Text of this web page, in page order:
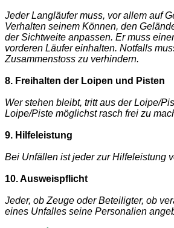
Jeder Langläufer muss, vor allem auf
Verhalten seinem Können, den
der Sichtweite anpassen. Er muss
vorderen Läufer einhalten. Notfalls
Zusammenstoss zu verhindern.
8. Freihalten der Loipen und Pisten
Wer stehen bleibt, tritt aus der Loipe/
Loipe/Piste möglichst rasch frei zu
9. Hilfeleistung
Bei Unfällen ist jeder zur Hilfeleistung
10. Ausweispflicht
Jeder, ob Zeuge oder Beteiligter, ob
eines Unfalles seine Personalien